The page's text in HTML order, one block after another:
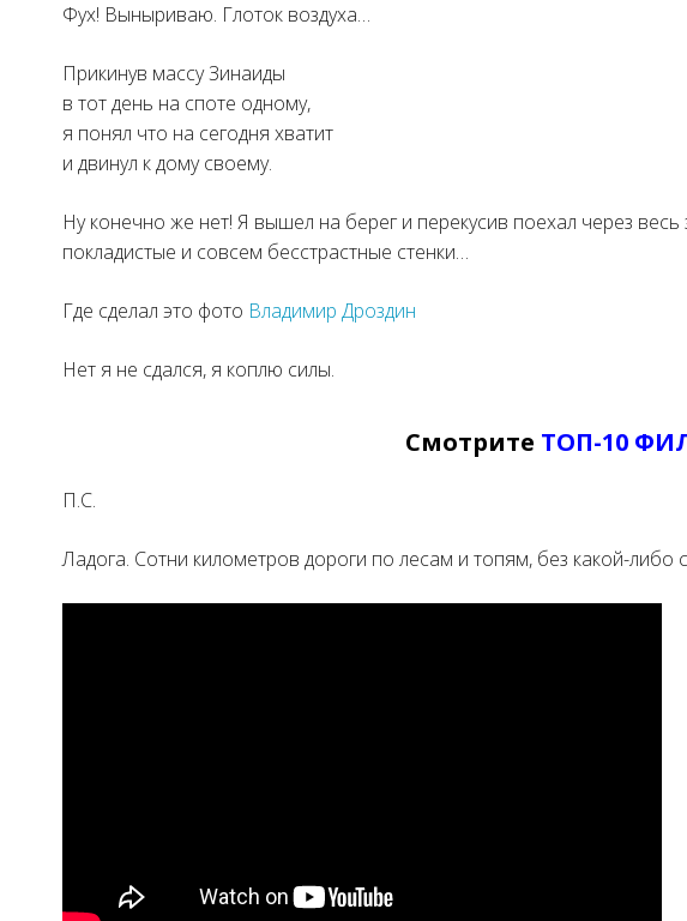
Фух! Выныриваю. Глоток воздуха…
Прикинув массу Зинаиды
в тот день на споте одному,
я понял что на сегодня хватит
и двинул к дому своему.
Ну конечно же нет! Я вышел на берег и перекусив поехал через
покладистые и совсем бесстрастные стенки…
Где сделал это фото Владимир Дроздин
Нет я не сдался, я коплю силы.
Смотрите ТОП-10
П.С.
Ладога. Сотни километров дороги по лесам и топям, без какой-